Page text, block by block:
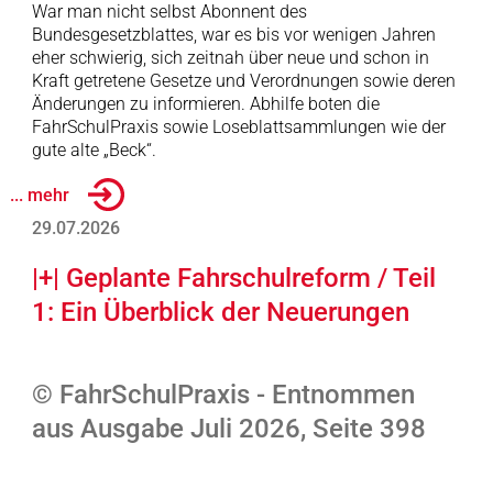
War man nicht selbst Abonnent des
Bundesgesetzblattes, war es bis vor wenigen Jahren
eher schwierig, sich zeitnah über neue und schon in
Kraft getretene Gesetze und Verordnungen sowie deren
Änderungen zu informieren. Abhilfe boten die
FahrSchulPraxis sowie Loseblattsammlungen wie der
gute alte „Beck“.
... mehr
29.07.2026
|+| Geplante Fahrschulreform / Teil
1: Ein Überblick der Neuerungen
© FahrSchulPraxis - Entnommen
aus Ausgabe Juli 2026, Seite 398